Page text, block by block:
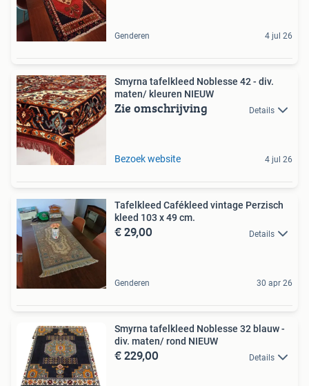
Genderen 4 jul 26
Smyrna tafelkleed Noblesse 42 - div.
maten/ kleuren NIEUW
Zie omschrijving Details
Bezoek website 4 jul 26
Tafelkleed Cafékleed vintage Perzisch
kleed 103 x 49 cm.
€ 29,00 Details
Genderen 30 apr 26
Smyrna tafelkleed Noblesse 32 blauw -
div. maten/ rond NIEUW
€ 229,00 Details